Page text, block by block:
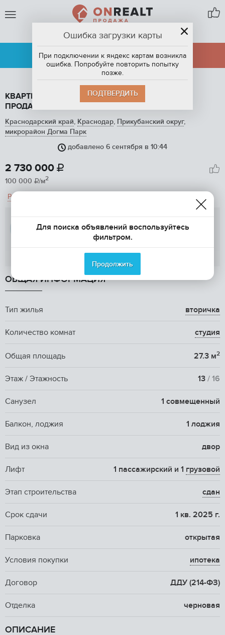
КРАСНОДАР
АРЕНДА
ПРОДАЖА
КВАРТИРА СТУДИЯ, 27.3 М2, ЭТАЖ 13 / 16, НА
ПРОДАЖУ В КРАСНОДАРЕ
Краснодарский край, Краснодар, Прикубанский округ,
микрорайон Догма Парк
добавлено 6 сентября в 10:44
1/ 2
2 730 000 
100 000 /м2
Рассчитать ипотеку
Показать телефон
ОБЩАЯ ИНФОРМАЦИЯ
Тип жилья вторичка
Количество комнат студия
Общая площадь 27.3 м2
Этаж / Этажность 13 / 16
Санузел 1 совмещенный
Балкон, лоджия 1 лоджия
Вид из окна двор
Лифт 1 пассажирский и 1 грузовой
Этап строительства сдан
Срок сдачи 1 кв. 2025 г.
Парковка открытая
Условия покупки ипотека
Договор ДДУ (214-ФЗ)
Отделка черновая
ОПИСАНИЕ
Ошибка загрузки карты
При подключении к яндекс картам возникла
ошибка. Попробуйте повторить попытку
позже.
ПОДТВЕРДИТЬ
Для поиска объявлений воспользуйтесь
фильтром.
Продолжить